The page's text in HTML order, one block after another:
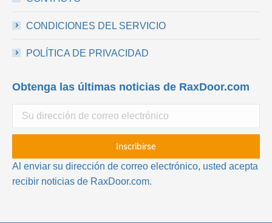
CONDICIONES DEL SERVICIO
POLÍTICA DE PRIVACIDAD
Obtenga las últimas noticias de RaxDoor.com
Al enviar su dirección de correo electrónico, usted acepta
recibir noticias de RaxDoor.com.